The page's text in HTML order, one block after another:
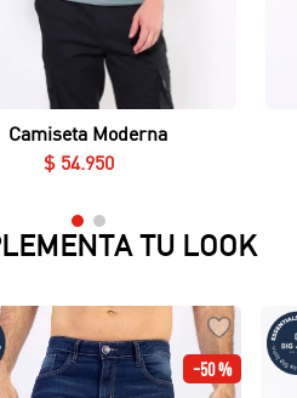
Vista rápida
Camiseta Moderna
$ 54.950
TU LOOK
-50 %